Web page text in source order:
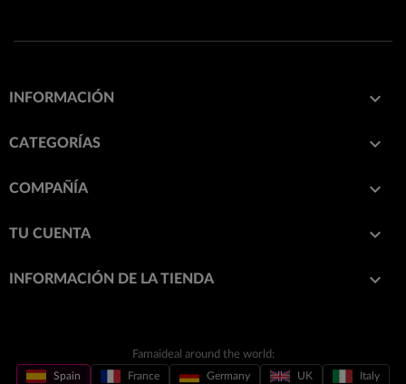
INFORMACIÓN 
CATEGORÍAS 
COMPAÑÍA 
TU CUENTA 
INFORMACIÓN DE LA TIENDA keyboard_arrow_down
Famaideal around the world:
Spain France Germany UK Italy